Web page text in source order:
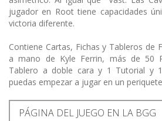
jugador en Root tiene capacidades
victoria diferente.
Contiene Cartas, Fichas y Tableros de
a mano de Kyle Ferrin, más de 50
Tablero a doble cara y 1 Tutorial y
puedas empezar a jugar en un
PÁGINA DEL JUEGO EN LA BGG